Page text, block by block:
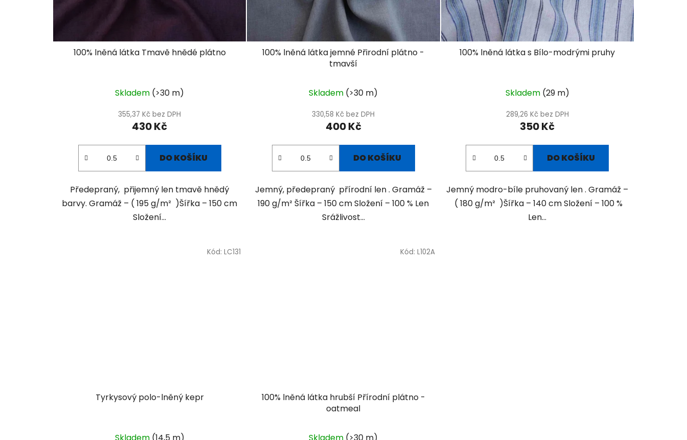
100% lněná látka Tmavě hnědé plátno
Skladem (>30 m)
355,37 Kč bez DPH
430 Kč
DO KOŠÍKU
Předepraný, přijemný len tmavě hnědý
barvy. Gramáž – ( 195 g/m² )Šířka – 150 cm
Složení...
100% lněná látka jemné Přirodní plátno -
tmavší
Skladem (>30 m)
330,58 Kč bez DPH
400 Kč
DO KOŠÍKU
Jemný, předepraný přírodní len . Gramáž –
190 g/m² Šířka – 150 cm Složení – 100 % Len
Srážlivost...
100% lněná látka s Bílo-modrými pruhy
Skladem (29 m)
289,26 Kč bez DPH
350 Kč
DO KOŠÍKU
Jemný modro-bíle pruhovaný len . Gramáž –
( 180 g/m² )Šířka – 140 cm Složení – 100 %
Len...
Tyrkysový polo-lněný kepr
Kód:LC131
100% lněná látka hrubší Přírodní plátno -
oatmeal
Kód: L102A